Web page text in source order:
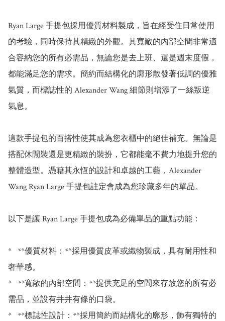
Ryan Large 手提包採用優質材料製成，旨在經受住日常使用
的考驗，同時保持其精緻的外觀。其寬敞的內部空間非常適
合容納您的所有必需品，無論您是去上班、還是週末度假，
都能滿足您的需求。簡約而結構化的廓形散發著低調的優雅
氣質，而標誌性的 Alexander Wang 細節則增添了一絲叛逆
氣息。
這款手提包的百搭性使其成為您衣櫃中的絕佳補充。無論是
搭配休閒裝還是更精緻的裝扮，它都能毫不費力地提升您的
整體造型。憑藉其永恆的設計和卓越的工藝，Alexander
Wang Ryan Large 手提包註定會成為您珍藏多年的單品。
以下是讓 Ryan Large 手提包成為必備單品的重點功能：
*   **優質材料：**採用優質皮革或織物製成，具有耐用性和
奢華感。
*   **寬敞的內部空間：**提供充足的空間來存放您的所有必
需品，並設有井井有條的口袋。
*   **標誌性設計：**採用簡約而結構化的廓形，飾有獨特的